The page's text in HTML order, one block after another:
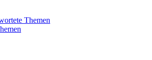
Themen